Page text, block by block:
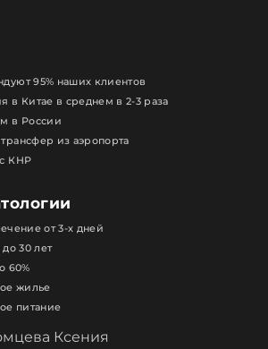
95% наших клиентов
в Китае в среднем в 2-3 раза
в России
из аэропорта
КНР
от 3-х дней
до 30 лет
60%
жилье
питание
Ксения